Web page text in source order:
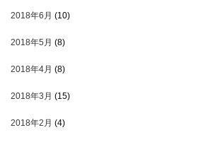
2018年6月 (10)
2018年5月 (8)
2018年4月 (8)
2018年3月 (15)
2018年2月 (4)